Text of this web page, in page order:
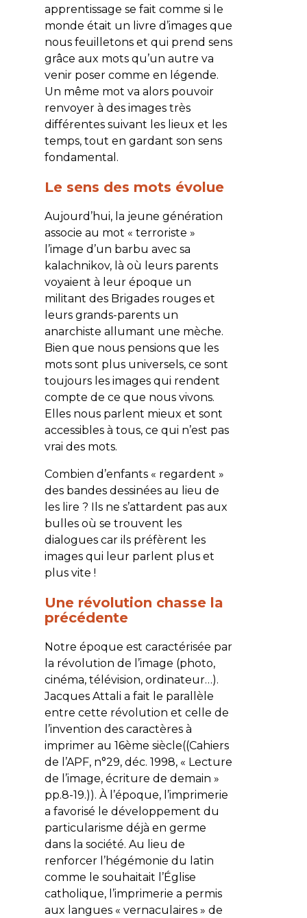
apprentissage se fait comme si le
monde était un livre d’images que
nous feuilletons et qui prend sens
grâce aux mots qu’un autre va
venir poser comme en légende.
Un même mot va alors pouvoir
renvoyer à des images très
différentes suivant les lieux et les
temps, tout en gardant son sens
fondamental.
Le sens des mots évolue
Aujourd’hui, la jeune génération
associe au mot « terroriste »
l’image d’un barbu avec sa
kalachnikov, là où leurs parents
voyaient à leur époque un
militant des Brigades rouges et
leurs grands-parents un
anarchiste allumant une mèche.
Bien que nous pensions que les
mots sont plus universels, ce sont
toujours les images qui rendent
compte de ce que nous vivons.
Elles nous parlent mieux et sont
accessibles à tous, ce qui n’est pas
vrai des mots.
Combien d’enfants « regardent »
des bandes dessinées au lieu de
les lire ? Ils ne s’attardent pas aux
bulles où se trouvent les
dialogues car ils préfèrent les
images qui leur parlent plus et
plus vite !
Une révolution chasse la
précédente
Notre époque est caractérisée par
la révolution de l’image (photo,
cinéma, télévision, ordinateur…).
Jacques Attali a fait le parallèle
entre cette révolution et celle de
l’invention des caractères à
imprimer au 16ème siècle((Cahiers
de l’APF, n°29, déc. 1998, « Lecture
de l’image, écriture de demain »
pp.8-19.)). À l’époque, l’imprimerie
a favorisé le développement du
particularisme déjà en germe
dans la société. Au lieu de
renforcer l’hégémonie du latin
comme le souhaitait l’Église
catholique, l’imprimerie a permis
aux langues « vernaculaires » de